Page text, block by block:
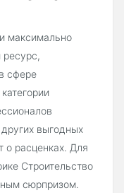
максимально
сфере
выгодных
о расценках. Для
Строительство
сюрпризом.